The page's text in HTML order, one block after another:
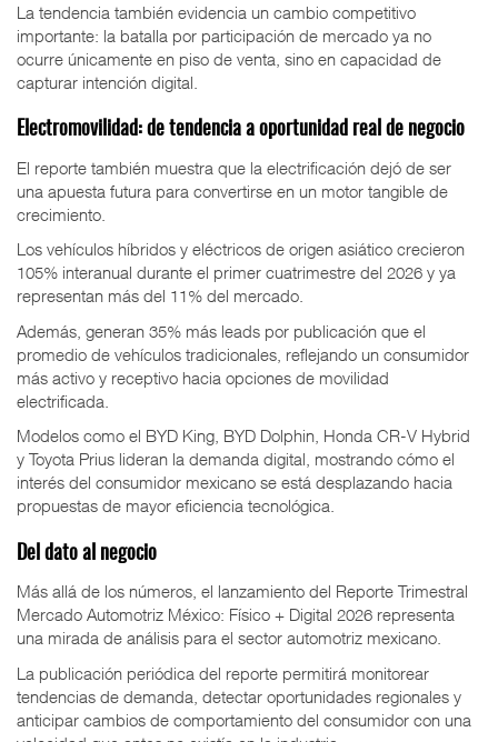
La tendencia también evidencia un cambio competitivo
importante: la batalla por participación de mercado ya no
ocurre únicamente en piso de venta, sino en capacidad de
capturar intención digital.
Electromovilidad: de tendencia a oportunidad real de negocio
El reporte también muestra que la electrificación dejó de ser
una apuesta futura para convertirse en un motor tangible de
crecimiento.
Los vehículos híbridos y eléctricos de origen asiático crecieron
105% interanual durante el primer cuatrimestre del 2026 y ya
representan más del 11% del mercado.
Además, generan 35% más leads por publicación que el
promedio de vehículos tradicionales, reflejando un consumidor
más activo y receptivo hacia opciones de movilidad
electrificada.
Modelos como el BYD King, BYD Dolphin, Honda CR-V Hybrid
y Toyota Prius lideran la demanda digital, mostrando cómo el
interés del consumidor mexicano se está desplazando hacia
propuestas de mayor eficiencia tecnológica.
Del dato al negocio
Más allá de los números, el lanzamiento del Reporte Trimestral
Mercado Automotriz México: Físico + Digital 2026 representa
una mirada de análisis para el sector automotriz mexicano.
La publicación periódica del reporte permitirá monitorear
tendencias de demanda, detectar oportunidades regionales y
anticipar cambios de comportamiento del consumidor con una